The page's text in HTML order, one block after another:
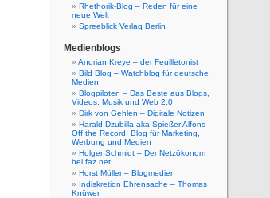
Rhethorik-Blog – Reden für eine
neue Welt
Spreeblick Verlag Berlin
Medienblogs
Andrian Kreye – der Feuilletonist
Bild Blog – Watchblog für deutsche
Medien
Blogpiloten – Das Beste aus Blogs,
Videos, Musik und Web 2.0
Dirk von Gehlen – Digitale Notizen
Harald Dzubilla aka Spießer Alfons –
Off the Record, Blog für Marketing,
Werbung und Medien
Holger Schmidt – Der Netzökonom
bei faz.net
Horst Müller – Blogmedien
Indiskretion Ehrensache – Thomas
Knüwer